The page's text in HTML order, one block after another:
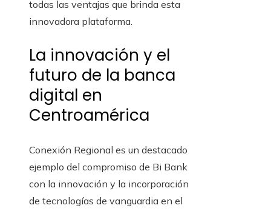
todas las ventajas que brinda esta
innovadora plataforma.
La innovación y el
futuro de la banca
digital en
Centroamérica
Conexión Regional es un destacado
ejemplo del compromiso de Bi Bank
con la innovación y la incorporación
de tecnologías de vanguardia en el